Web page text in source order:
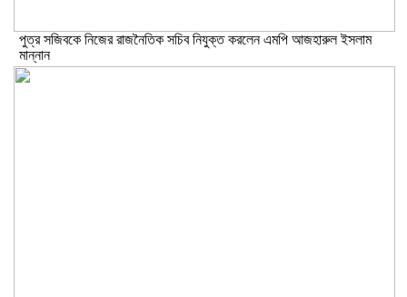
পুত্র সজিবকে নিজের রাজনৈতিক সচিব নিযুক্ত করলেন এমপি আজহারুল ইসলাম
মান্নান